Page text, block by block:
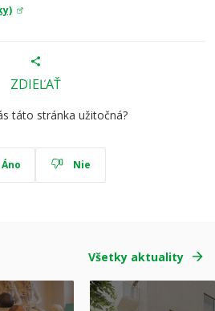
ZDIEĽAŤ
táto stránka užitočná?
Áno Nie
Všetky aktuality